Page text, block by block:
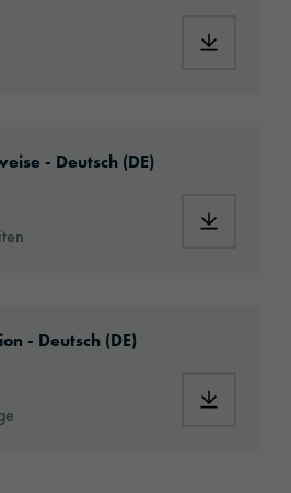
- Deutsch (DE)
- Deutsch (DE)